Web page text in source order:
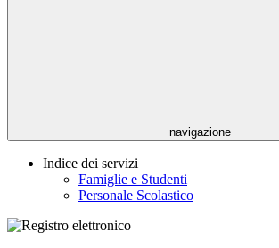
navigazione
Indice dei servizi
Famiglie e Studenti
Personale Scolastico